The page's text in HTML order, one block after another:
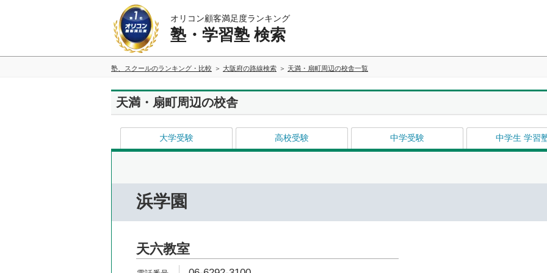
オリコン顧客満足度ランキング
塾・学習塾 検索
塾、スクールのランキング・比較 大阪府の路線検索 天満・扇町周辺の校舎一覧
天満・扇町周辺の校舎
大学受験 高校受験 中学受験 中学生 学習
浜学園
天六教室